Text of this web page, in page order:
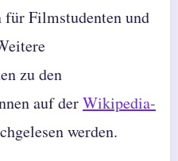
Filmstudenten und
zu den
auf derWikipedia-
werden.